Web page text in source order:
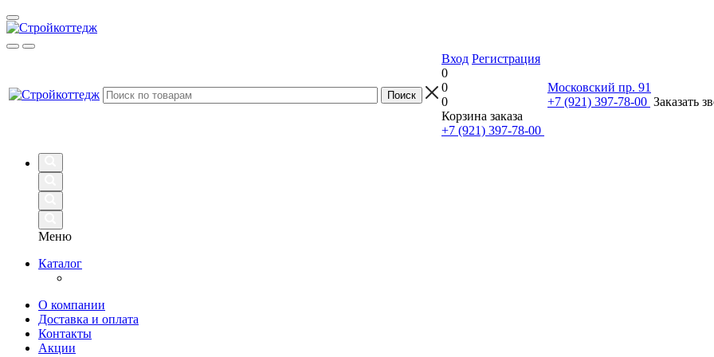
Вход Регистрация
0
0
0
Корзина заказа
+7 (921) 397-78-00
Московский пр. 91
+7 (921) 397-78-00 Заказать
Меню
Каталог
О компании
Доставка и оплата
Контакты
Акции